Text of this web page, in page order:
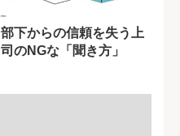
部下からの信頼を失う上
司のNGな「聞き方」